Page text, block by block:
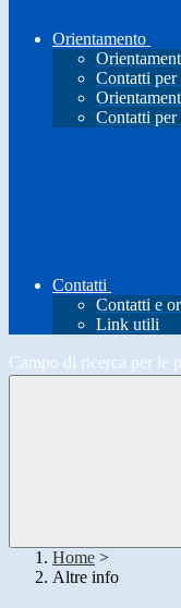
Orientamento
Contatti
Contatti
Contatti
Contatti e
Link utili
Campo di ricerca per le
Home >
Altre info